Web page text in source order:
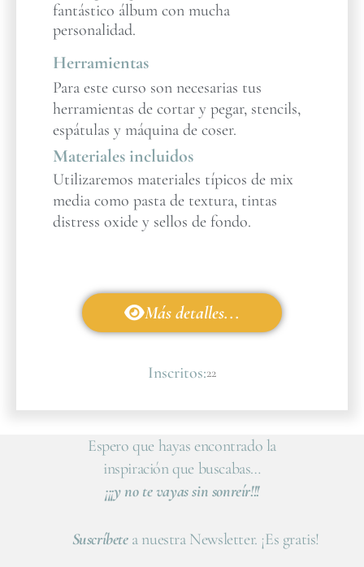
fantástico álbum con mucha
personalidad.
Herramientas
Para este curso son necesarias tus
herramientas de cortar y pegar, stencils,
espátulas y máquina de coser.
Materiales incluidos
Utilizaremos materiales típicos de mix
media como pasta de textura, tintas
distress oxide y sellos de fondo.
Más detalles...
Inscritos:22
Espero que hayas encontrado la
inspiración que buscabas…
¡¡¡y no te vayas sin sonreír!!!
Suscríbetea nuestra Newsletter. ¡Es gratis!